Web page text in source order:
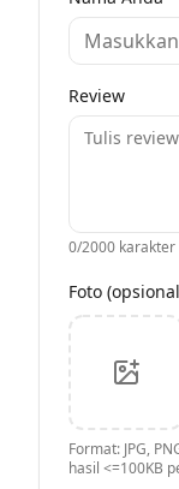
Review
0/2000 karakter
Foto
Format: JPG,
hasil <=100KB